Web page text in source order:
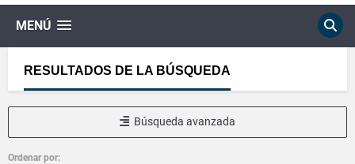
MENÚ
RESULTADOS DE LA BÚSQUEDA
Búsqueda avanzada
Ordenar por: